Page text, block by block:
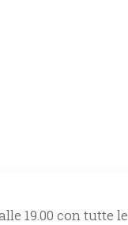
19.00 con tutte le